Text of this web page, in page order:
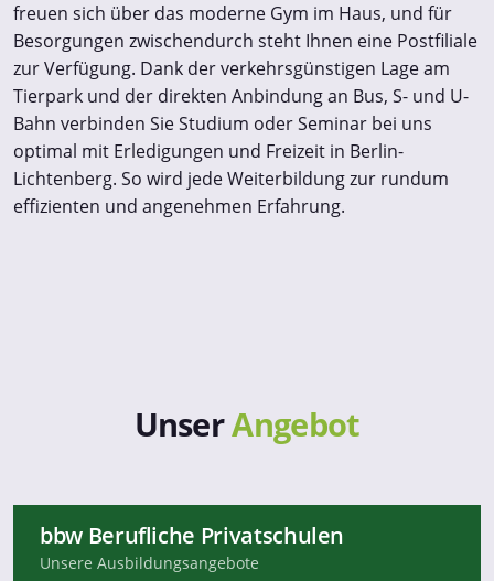
freuen sich über das moderne Gym im Haus, und für
Besorgungen zwischendurch steht Ihnen eine Postfiliale
zur Verfügung. Dank der verkehrsgünstigen Lage am
Tierpark und der direkten Anbindung an Bus, S- und U-
Bahn verbinden Sie Studium oder Seminar bei uns
optimal mit Erledigungen und Freizeit in Berlin-
Lichtenberg. So wird jede Weiterbildung zur rundum
effizienten und angenehmen Erfahrung.
UnserAngebot
bbw Berufliche Privatschulen
Unsere Ausbildungsangebote